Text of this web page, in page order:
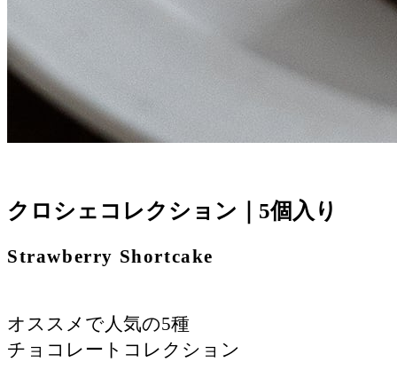
クロシェコレクション｜5個入り
Strawberry Shortcake
オススメで人気の5種
チョコレートコレクション